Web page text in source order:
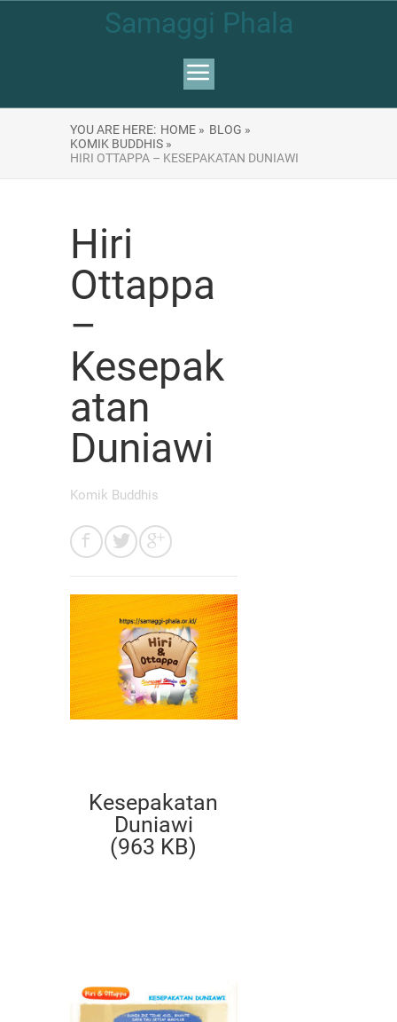
Samaggi Phala
YOU ARE HERE: HOME » BLOG »
KOMIK BUDDHIS »
HIRI OTTAPPA – KESEPAKATAN DUNIAWI
Hiri
Ottappa
–
Kesepak
atan
Duniawi
Komik Buddhis
Kesepakatan
Duniawi
(963 KB)